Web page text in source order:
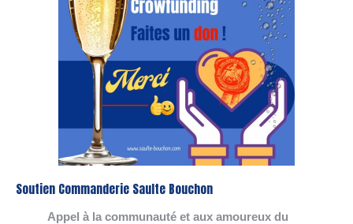
Soutien Commanderie Saulte Bouchon
Appel à la communauté et aux amoureux du